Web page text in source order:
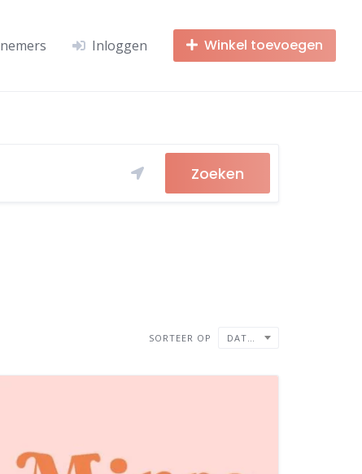
Inloggen Winkel toevoegen
Zoeken
SORTEER OP DATUM